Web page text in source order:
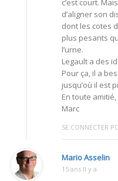
c’est court.
d’aligner son
dont les cotes
plus pesants
l’urne.
Legault a des
Pour ça, il a
jusqu’où il est
En toute amitié,
Marc
SE CONNECTER
Mario Asselin
15 ans Il y a